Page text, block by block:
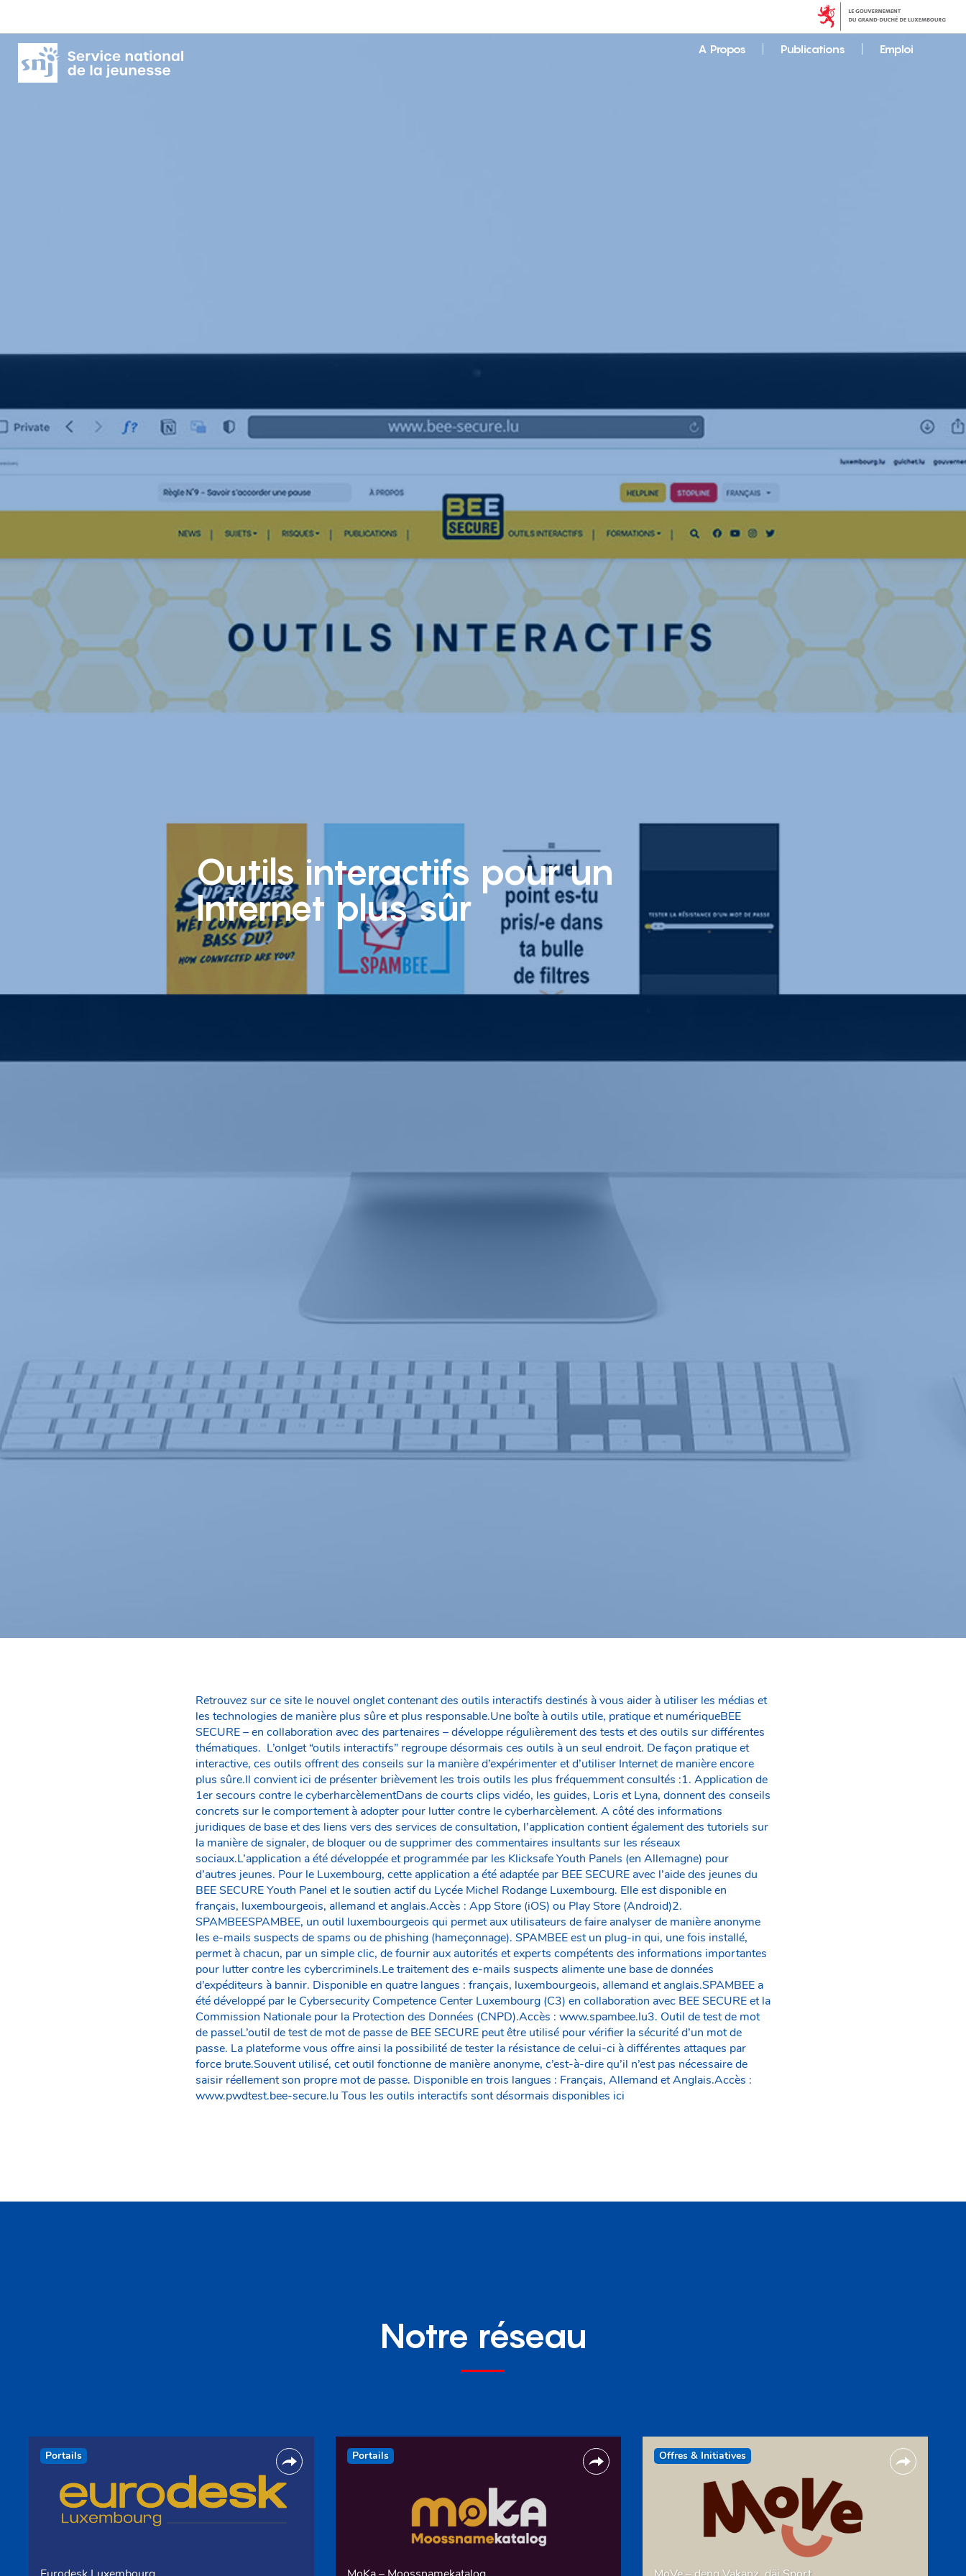
A Propos Publications Emploi
Outils interactifs pour un
Internet plus sûr
Retrouvez sur ce site le nouvel onglet contenant des outils interactifs destinés à vous aider à utiliser les médias et
les technologies de manière plus sûre et plus responsable.Une boîte à outils utile, pratique et numériqueBEE
SECURE – en collaboration avec des partenaires – développe régulièrement des tests et des outils sur différentes
thématiques. L’onlget “outils interactifs” regroupe désormais ces outils à un seul endroit. De façon pratique et
interactive, ces outils offrent des conseils sur la manière d’expérimenter et d’utiliser Internet de manière encore
plus sûre.Il convient ici de présenter brièvement les trois outils les plus fréquemment consultés :1. Application de
1er secours contre le cyberharcèlementDans de courts clips vidéo, les guides, Loris et Lyna, donnent des conseils
concrets sur le comportement à adopter pour lutter contre le cyberharcèlement. A côté des informations
juridiques de base et des liens vers des services de consultation, l’application contient également des tutoriels sur
la manière de signaler, de bloquer ou de supprimer des commentaires insultants sur les réseaux
sociaux.L’application a été développée et programmée par les Klicksafe Youth Panels (en Allemagne) pour
d’autres jeunes. Pour le Luxembourg, cette application a été adaptée par BEE SECURE avec l’aide des jeunes du
BEE SECURE Youth Panel et le soutien actif du Lycée Michel Rodange Luxembourg. Elle est disponible en
français, luxembourgeois, allemand et anglais.Accès : App Store (iOS) ou Play Store (Android)2.
SPAMBEESPAMBEE, un outil luxembourgeois qui permet aux utilisateurs de faire analyser de manière anonyme
les e-mails suspects de spams ou de phishing (hameçonnage). SPAMBEE est un plug-in qui, une fois installé,
permet à chacun, par un simple clic, de fournir aux autorités et experts compétents des informations importantes
pour lutter contre les cybercriminels.Le traitement des e-mails suspects alimente une base de données
d’expéditeurs à bannir. Disponible en quatre langues : français, luxembourgeois, allemand et anglais.SPAMBEE a
été développé par le Cybersecurity Competence Center Luxembourg (C3) en collaboration avec BEE SECURE et la
Commission Nationale pour la Protection des Données (CNPD).Accès : www.spambee.lu3. Outil de test de mot
de passeL’outil de test de mot de passe de BEE SECURE peut être utilisé pour vérifier la sécurité d’un mot de
passe. La plateforme vous offre ainsi la possibilité de tester la résistance de celui-ci à différentes attaques par
force brute.Souvent utilisé, cet outil fonctionne de manière anonyme, c’est-à-dire qu’il n’est pas nécessaire de
saisir réellement son propre mot de passe. Disponible en trois langues : Français, Allemand et Anglais.Accès :
www.pwdtest.bee-secure.lu Tous les outils interactifs sont désormais disponibles ici
Notre réseau
Portails Portails Offres & Initiatives